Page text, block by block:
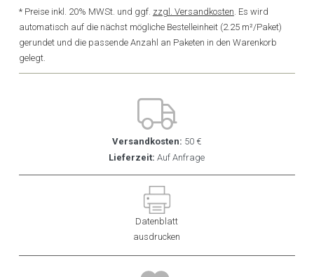
* Preise inkl. 20% MWSt. und ggf. zzgl. Versandkosten. Es wird
automatisch auf die nächst mögliche Bestelleinheit (2.25 m²/Paket)
gerundet und die passende Anzahl an Paketen in den Warenkorb
gelegt.
Versandkosten: 50 €
Lieferzeit: Auf Anfrage
Datenblatt
ausdrucken